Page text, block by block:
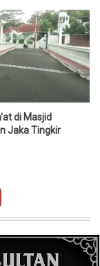
di Masjid
Jaka Tingkir